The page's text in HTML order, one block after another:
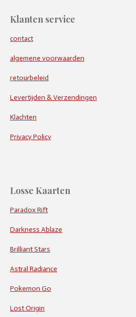
Klanten service
contact
algemene voorwaarden
retourbeleid
Levertijden & Verzendingen
Klachten
Privacy Policy
Losse Kaarten
Paradox Rift
Darkness Ablaze
Brilliant Stars
Astral Radiance
Pokemon Go
Lost Origin